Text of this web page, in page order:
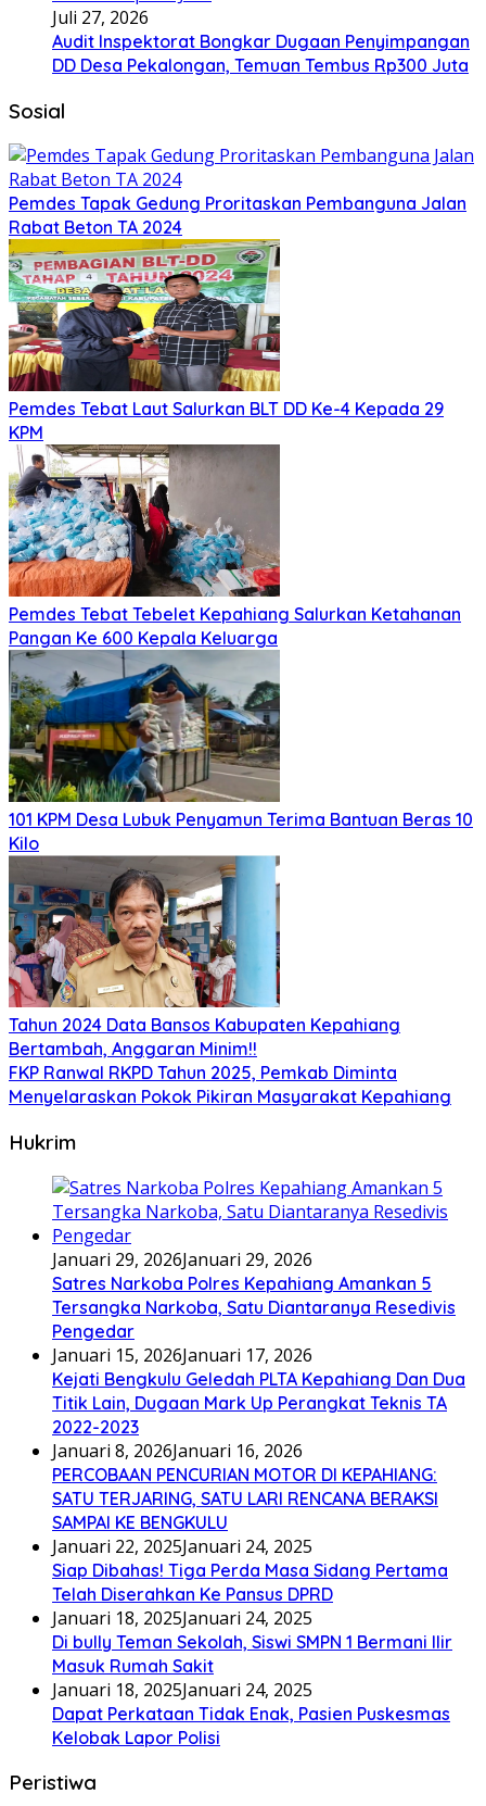
Juli 27, 2026
Audit Inspektorat Bongkar Dugaan Penyimpangan
DD Desa Pekalongan, Temuan Tembus Rp300 Juta
Sosial
Pemdes Tapak Gedung Proritaskan Pembanguna Jalan
Rabat Beton TA 2024
Pemdes Tebat Laut Salurkan BLT DD Ke-4 Kepada 29
KPM
Pemdes Tebat Tebelet Kepahiang Salurkan Ketahanan
Pangan Ke 600 Kepala Keluarga
101 KPM Desa Lubuk Penyamun Terima Bantuan Beras 10
Kilo
Tahun 2024 Data Bansos Kabupaten Kepahiang
Bertambah, Anggaran Minim!!
FKP Ranwal RKPD Tahun 2025, Pemkab Diminta
Menyelaraskan Pokok Pikiran Masyarakat Kepahiang
Hukrim
Januari 29, 2026Januari 29, 2026
Satres Narkoba Polres Kepahiang Amankan 5
Tersangka Narkoba, Satu Diantaranya Resedivis
Pengedar
Januari 15, 2026Januari 17, 2026
Kejati Bengkulu Geledah PLTA Kepahiang Dan Dua
Titik Lain, Dugaan Mark Up Perangkat Teknis TA
2022-2023
Januari 8, 2026Januari 16, 2026
PERCOBAAN PENCURIAN MOTOR DI KEPAHIANG:
SATU TERJARING, SATU LARI RENCANA BERAKSI
SAMPAI KE BENGKULU
Januari 22, 2025Januari 24, 2025
Siap Dibahas! Tiga Perda Masa Sidang Pertama
Telah Diserahkan Ke Pansus DPRD
Januari 18, 2025Januari 24, 2025
Di bully Teman Sekolah, Siswi SMPN 1 Bermani Ilir
Masuk Rumah Sakit
Januari 18, 2025Januari 24, 2025
Dapat Perkataan Tidak Enak, Pasien Puskesmas
Kelobak Lapor Polisi
Peristiwa